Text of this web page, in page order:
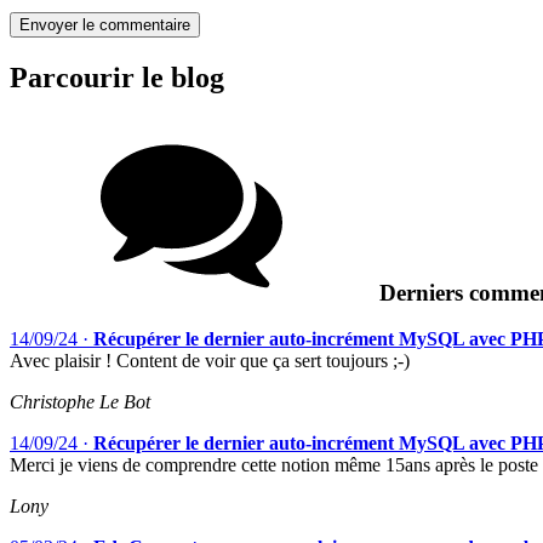
Parcourir le blog
Derniers
14/09/24 · Récupérer le dernier auto-incrément MySQL avec
Avec plaisir ! Content de voir que ça sert toujours ;-)
Christophe Le Bot
14/09/24 · Récupérer le dernier auto-incrément MySQL avec
Merci je viens de comprendre cette notion même 15ans après le poste
Lony